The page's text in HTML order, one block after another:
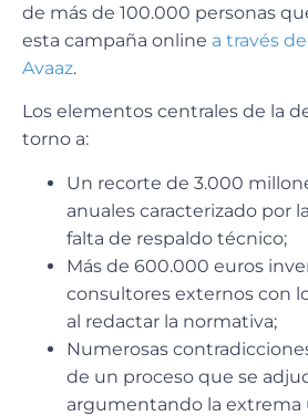
de más de 100.000 personas
esta campaña online a través
Avaaz.
Los elementos centrales de la
torno a:
Un recorte de 3.000
anuales caracterizado por
falta de respaldo técnico;
Más de 600.000 euros
consultores externos con
al redactar la normativa;
Numerosas
de un proceso que se
argumentando la extrema